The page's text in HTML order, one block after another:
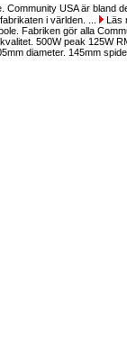
Community USA är bland
i världen. ...
Läs